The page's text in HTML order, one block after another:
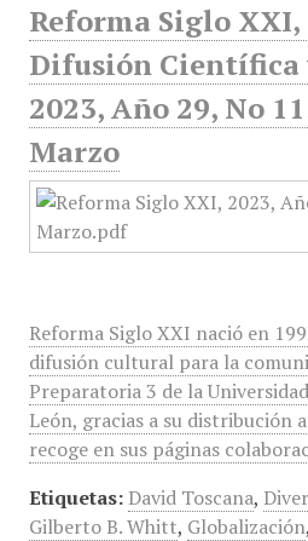
Reforma Siglo XXI,
Difusión
2023, Año 29, No
Marzo
Reforma Siglo XXI nació en
difusión cultural para la
Preparatoria 3 de la
León, gracias a su distribución
recoge en sus páginas
Etiquetas: David Toscana,
Gilberto B. Whitt, Globalización,